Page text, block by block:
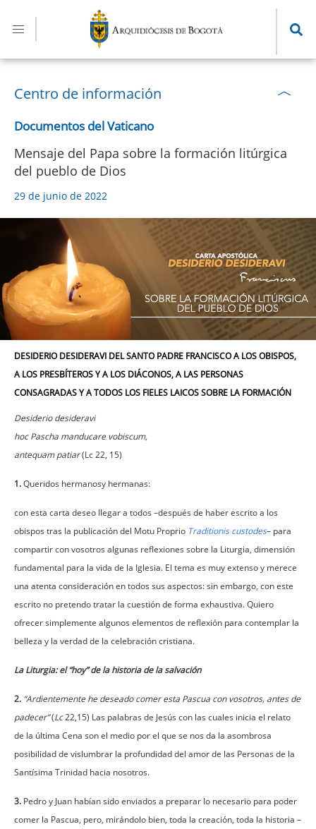
contenido
principal
Centro de información
Documentos del Vaticano
Mensaje del Papa sobre la formación litúrgica
del pueblo de Dios
29 de junio de 2022
DESIDERIO DESIDERAVI DEL SANTO PADRE FRANCISCO A LOS OBISPOS,
A LOS PRESBÍTEROS Y A LOS DIÁCONOS, A LAS PERSONAS
CONSAGRADAS Y A TODOS LOS FIELES LAICOS SOBRE LA FORMACIÓN
Desiderio desideravi
hoc Pascha manducare vobiscum,
antequam patiar(Lc 22, 15)
1.Queridos hermanosy hermanas:
con esta carta deseo llegar a todos –después de haber escrito a los
obispos tras la publicación del Motu Proprio Traditionis custodes– para
compartir con vosotros algunas reflexiones sobre la Liturgia, dimensión
fundamental para la vida de la Iglesia. El tema es muy extenso y merece
una atenta consideración en todos sus aspectos: sin embargo, con este
escrito no pretendo tratar la cuestión de forma exhaustiva. Quiero
ofrecer simplemente algunos elementos de reflexión para contemplar la
belleza y la verdad de la celebración cristiana.
La Liturgia: el “hoy” de la historia de la salvación
2. “Ardientemente he deseado comer esta Pascua con vosotros, antes de
padecer”(Lc22,15) Las palabras de Jesús con las cuales inicia el relato
de la última Cena son el medio por el que se nos da la asombrosa
posibilidad de vislumbrar la profundidad del amor de las Personas de la
Santísima Trinidad hacia nosotros.
3. Pedro y Juan habían sido enviados a preparar lo necesario para poder
comer la Pascua, pero, mirándolo bien, toda la creación, toda la historia –